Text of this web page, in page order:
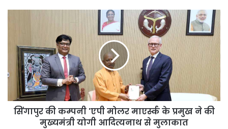
'एपी
मोलर
माएर्स्क
के
प्रमुख
ने
सिंगापुर की कम्पनी 'एपी मोलर माएर्स्क के प्रमुख ने की
मुख्यमंत्री योगी आदित्यनाथ से मुलाकात